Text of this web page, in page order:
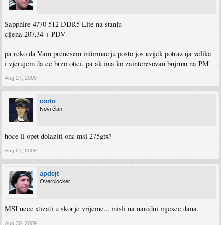
Sapphire 4770 512 DDR5 Lite na stanju
cijena 207,34 + PDV
pa reko da Vam prenesem informaciju posto jos uvijek potraznja velika
i vjerujem da ce brzo otici, pa ak ima ko zainteresovan bujrum na PM
Aug 27, 2009
corto
Novi član
hoce li opet dolaziti ona msi 275gtx?
Aug 27, 2009
apdejt
Overclocker
MSI nece stizati u skorije vrijeme... misli na naredni mjesec dana.
Aug 30, 2009